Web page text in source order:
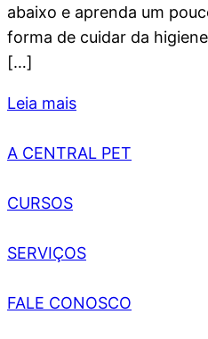
abaixo e aprenda um
forma de cuidar da
[…]
Leia mais
A CENTRAL PET
CURSOS
SERVIÇOS
FALE CONOSCO